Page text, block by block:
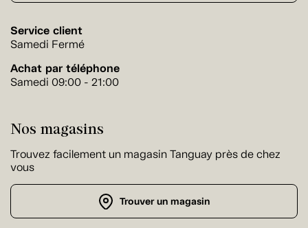
Service client
Samedi Fermé
Achat par téléphone
Samedi 09:00 - 21:00
Nos magasins
Trouvez facilement un magasin Tanguay près de chez
vous
Trouver un magasin